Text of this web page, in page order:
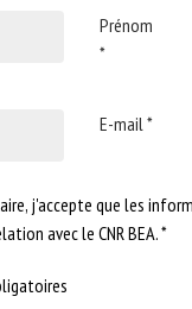
nouvelle
tant attendue sur
connu, quels sont
couvre-t-elle ?
sont déplacés à
entraîner des
qu’une
de la mortalité.
Prénom
*
E-mail *
j'accepte que les
avec le CNR BEA. *